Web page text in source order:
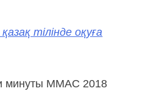
тілінде оқуға
минуты ММАС 2018